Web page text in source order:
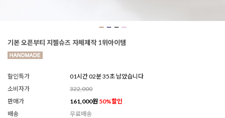
기본 오픈부티 지젤슈즈 자체제작 1위아이템
할인특가
01시간 02분 32초 남았습니다
소비자가
322,000
판매가
161,000원 50%할인
배송
무료배송